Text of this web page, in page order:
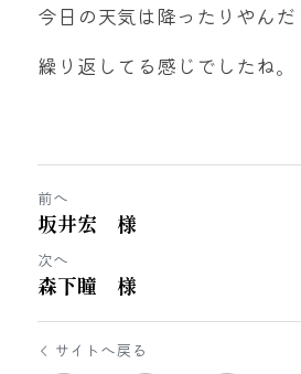
今日の天気は降ったりやんだ
繰り返してる感じでしたね。
前へ
坂井宏 様
次へ
森下瞳 様
サイトへ戻る